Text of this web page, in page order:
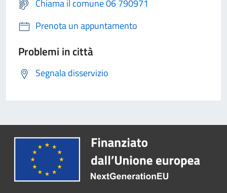
Chiama il comune 06 790971
Prenota un appuntamento
Problemi in città
Segnala disservizio